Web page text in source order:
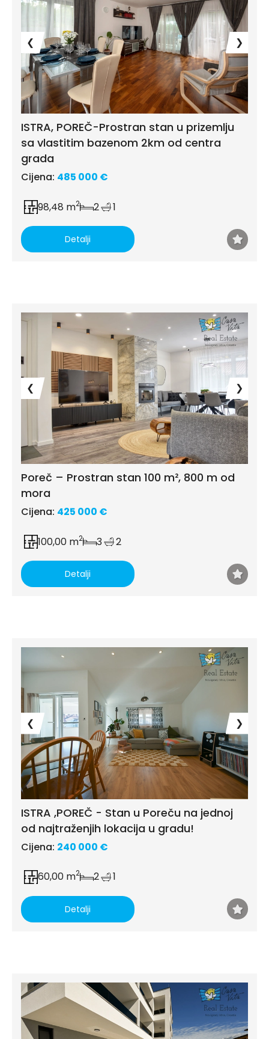
❮ ❯
ISTRA, POREČ-Prostran stan u prizemlju
sa vlastitim bazenom 2km od centra
grada
Cijena: 485 000 €
98,48 m2 2 1
Detalji
❮ ❯
Poreč – Prostran stan 100 m², 800 m od
mora
Cijena: 425 000 €
100,00 m2 3 2
Detalji
❮ ❯
ISTRA ,POREČ - Stan u Poreču na jednoj
od najtraženjih lokacija u gradu!
Cijena: 240 000 €
60,00 m2 2 1
Detalji